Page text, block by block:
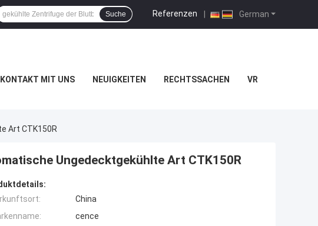
German
Referenzen |
Suche
KONTAKT MIT UNS NEUIGKEITEN RECHTSSACHEN VR
Art CTK150R
Ungedecktgekühlte Art CTK150R
China
cence